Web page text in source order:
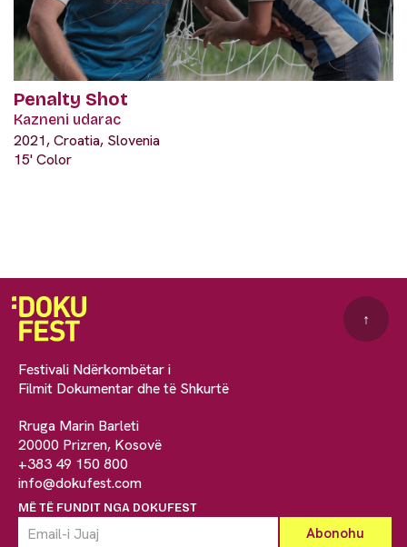
Penalty Shot
Kazneni udarac
2021, Croatia, Slovenia
15' Color
Festivali Ndërkombëtar i
Filmit Dokumentar dhe të Shkurtë
Rruga Marin Barleti
20000 Prizren, Kosovë
+383 49 150 800
info@dokufest.com
MË TË FUNDIT NGA DOKUFEST
↑